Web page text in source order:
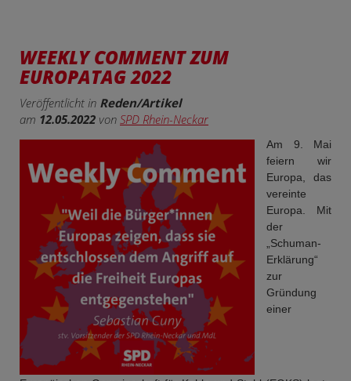
WEEKLY COMMENT ZUM
EUROPATAG 2022
Veröffentlicht in Reden/Artikel
am 12.05.2022 von SPD Rhein-Neckar
Am 9. Mai
feiern wir
Europa, das
vereinte
Europa. Mit
der
„Schuman-
Erklärung“
zur
Gründung
einer